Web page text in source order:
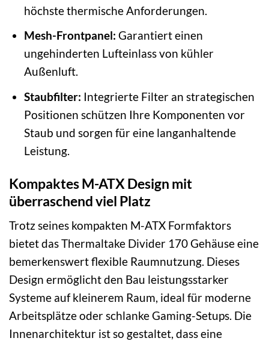
höchste thermische Anforderungen.
Mesh-Frontpanel: Garantiert einen
ungehinderten Lufteinlass von kühler
Außenluft.
Staubfilter: Integrierte Filter an strategischen
Positionen schützen Ihre Komponenten vor
Staub und sorgen für eine langanhaltende
Leistung.
Kompaktes M-ATX Design mit
überraschend viel Platz
Trotz seines kompakten M-ATX Formfaktors
bietet das Thermaltake Divider 170 Gehäuse eine
bemerkenswert flexible Raumnutzung. Dieses
Design ermöglicht den Bau leistungsstarker
Systeme auf kleinerem Raum, ideal für moderne
Arbeitsplätze oder schlanke Gaming-Setups. Die
Innenarchitektur ist so gestaltet, dass eine